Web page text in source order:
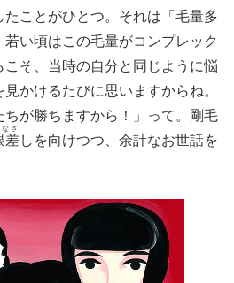
ことがひとつ。それは「毛量多
若い頃はこの毛量がコンプレック
そ、当時の自分と同じように悩
かけるたびに思いますからね。
ちが勝ちますから！」って。剛毛
差
なざ
しを向けつつ、余計なお世話を